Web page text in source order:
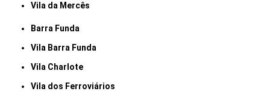
Vila da Mercês
Barra Funda
Vila Barra Funda
Vila Charlote
Vila dos Ferroviários